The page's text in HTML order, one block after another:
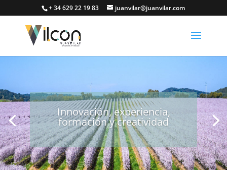
+ 34 629 22 19 83 juanvilar@juanvilar.com
Innovación, experiencia,
formación y creatividad